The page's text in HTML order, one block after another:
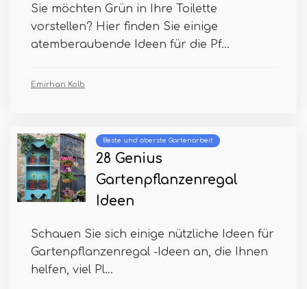
Sie möchten Grün in Ihre Toilette
vorstellen? Hier finden Sie einige
atemberaubende Ideen für die Pf...
Emirhan Kolb
Beste und oberste Gartenarbeit
28 Genius
Gartenpflanzenregal
Ideen
Schauen Sie sich einige nützliche Ideen für
Gartenpflanzenregal -Ideen an, die Ihnen
helfen, viel Pl...